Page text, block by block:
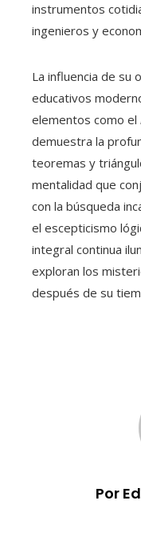
instrumentos
ingenieros y
La influencia de su
educativos
elementos como el
demuestra la
teoremas y
mentalidad que
con la búsqueda
el escepticismo
integral continua
exploran los
después de su
Por